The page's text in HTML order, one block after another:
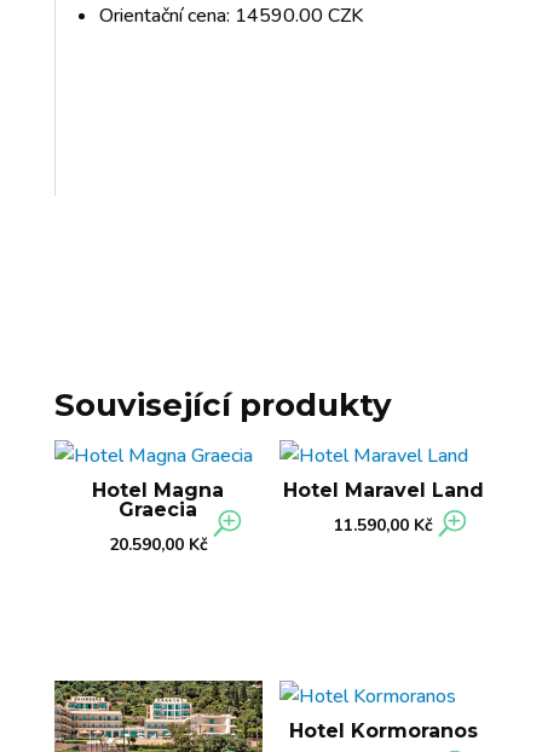
Orientační cena: 14590.00 CZK
Související produkty
Hotel Magna
Graecia
20.590,00 Kč
Hotel Maravel Land
11.590,00 Kč
Hotel Kormoranos